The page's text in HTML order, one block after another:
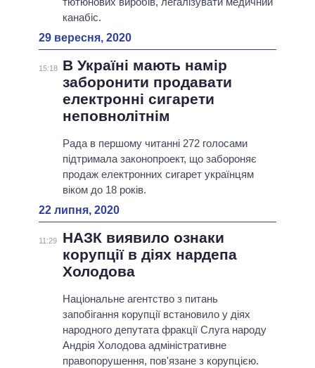
канабіс.
29 вересня, 2020
15:18
В Україні мають намір
заборонити продавати
електронні сигарети
неповнолітнім
Рада в першому читанні 272 голосами
підтримала законопроект, що забороняє
продаж електронних сигарет українцям
віком до 18 років.
22 липня, 2020
11:29
НАЗК виявило ознаки
корупції в діях нардепа
Холодова
Національне агентство з питань
запобігання корупції встановило у діях
народного депутата фракції Слуга народу
Андрія Холодова адміністративне
правопорушення, пов'язане з корупцією.